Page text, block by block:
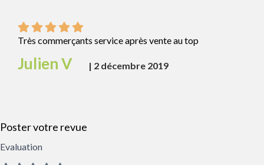
Très commerçants service après vente au top
Julien V | 2 décembre 2019
Poster votre revue
Evaluation